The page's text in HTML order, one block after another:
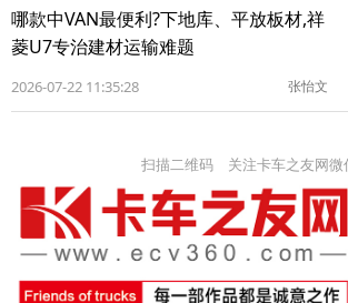
哪款中VAN最便利?下地库、平放板材,祥
菱U7专治建材运输难题
2026-07-22 11:35:28 张怡文
扫描二维码 关注卡车之友网微